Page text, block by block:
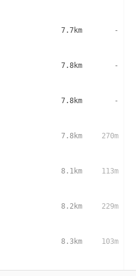
7.7km -
7.8km -
7.8km -
7.8km 270m
8.1km 113m
8.2km 229m
8.3km 103m